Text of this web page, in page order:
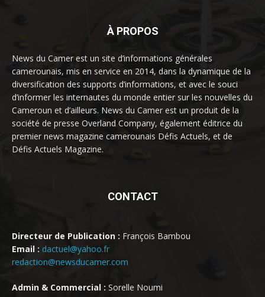
À PROPOS
News du Camer est un site d’informations générales
camerounais, mis en service en 2014, dans la dynamique de la
diversification des supports d’informations, et avec le souci
d’informer les internautes du monde entier sur les nouvelles du
Cameroun et d’ailleurs. News du Camer est un produit de la
société de presse Overland Company, également éditrice du
premier news magazine camerounais Défis Actuels, et de
Défis Actuels Magazine.
CONTACT
Directeur de Publication : François Bambou
Email : dactuel@yahoo.fr
redaction@newsducamer.com
Admin & Commercial : Sorelle Noumi